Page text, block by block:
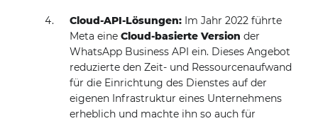
Cloud-API-Lösungen: Im Jahr 2022 führte
Meta eineCloud-basierte Version der
WhatsApp Business API ein. Dieses Angebot
reduzierte den Zeit- und Ressourcenaufwand
für die Einrichtung des Dienstes auf der
eigenen Infrastruktur eines Unternehmens
erheblich und machte ihn so auch für